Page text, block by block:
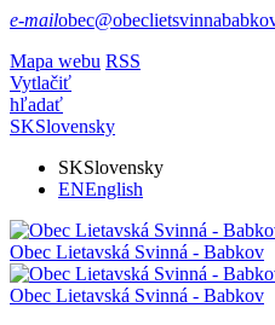
e-mail
Mapa webu RSS
Vytlačiť
hľadať
SKSlovensky
SKSlovensky
ENEnglish
Obec Lietavská Svinná - Babkov
Obec Lietavská Svinná - Babkov